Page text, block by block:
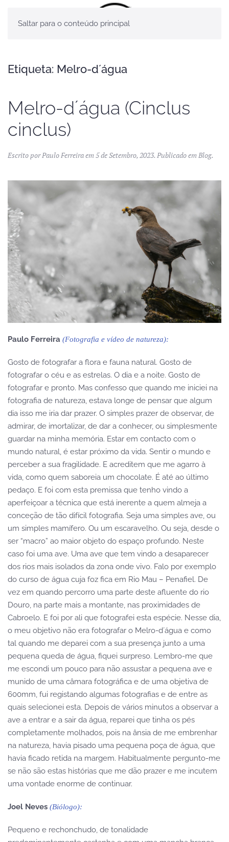
Saltar para o conteúdo principal
Etiqueta: Melro-d´água
Melro-d´água (Cinclus
cinclus)
Escrito porPaulo Ferreiraem5 de Setembro, 2023. Publicado emBlog.
Paulo Ferreira (Fotografia e vídeo de natureza):
Gosto de fotografar a flora e fauna natural. Gosto de
fotografar o céu e as estrelas. O dia e a noite. Gosto de
fotografar e pronto. Mas confesso que quando me iniciei na
fotografia de natureza, estava longe de pensar que algum
dia isso me iria dar prazer. O simples prazer de observar, de
admirar, de imortalizar, de dar a conhecer, ou simplesmente
guardar na minha memória. Estar em contacto com o
mundo natural, é estar próximo da vida. Sentir o mundo e
perceber a sua fragilidade. E acreditem que me agarro à
vida, como quem saboreia um chocolate. É até ao último
pedaço. E foi com esta premissa que tenho vindo a
aperfeiçoar a técnica que está inerente a quem almeja a
conceção de tão difícil fotografia. Seja uma simples ave, ou
um simples mamífero. Ou um escaravelho. Ou seja, desde o
ser “macro” ao maior objeto do espaço profundo. Neste
caso foi uma ave. Uma ave que tem vindo a desaparecer
dos rios mais isolados da zona onde vivo. Falo por exemplo
do curso de água cuja foz fica em Rio Mau – Penafiel. De
vez em quando percorro uma parte deste afluente do rio
Douro, na parte mais a montante, nas proximidades de
Cabroelo. E foi por ali que fotografei esta espécie. Nesse dia,
o meu objetivo não era fotografar o Melro-d´água e como
tal quando me deparei com a sua presença junto a uma
pequena queda de água, fiquei surpreso. Lembro-me que
me escondi um pouco para não assustar a pequena ave e
munido de uma câmara fotográfica e de uma objetiva de
600mm, fui registando algumas fotografias e de entre as
quais selecionei esta. Depois de vários minutos a observar a
ave a entrar e a sair da água, reparei que tinha os pés
completamente molhados, pois na ânsia de me embrenhar
na natureza, havia pisado uma pequena poça de água, que
havia ficado retida na margem. Habitualmente pergunto-me
se não são estas histórias que me dão prazer e me incutem
uma vontade enorme de continuar.
Joel Neves (Biólogo):
Pequeno e rechonchudo, de tonalidade